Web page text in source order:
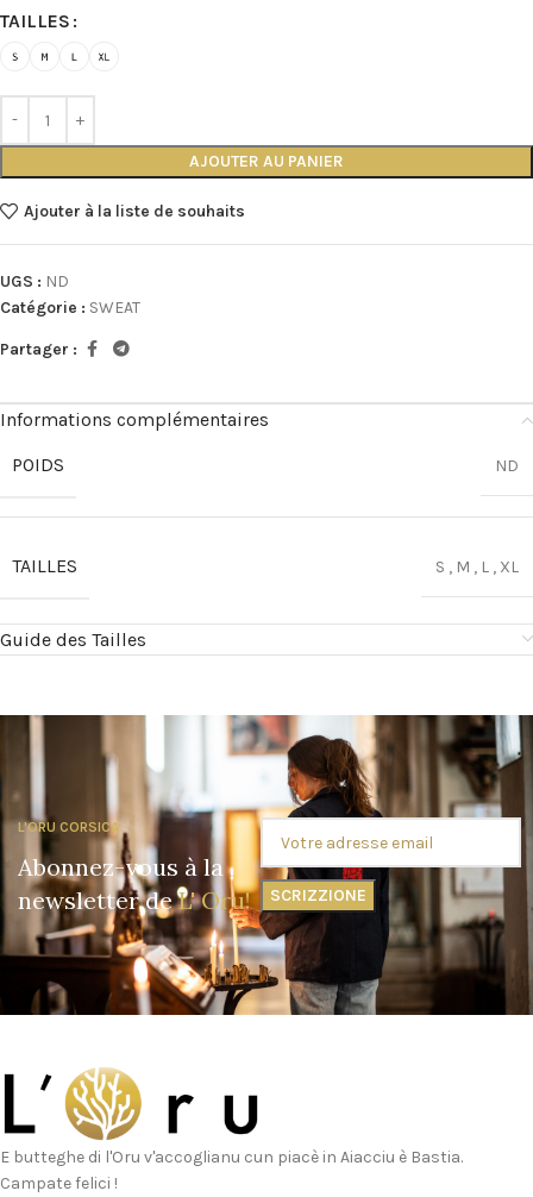
TAILLES
AJOUTER AU PANIER
Ajouter à la liste de souhaits
UGS : ND
Catégorie : SWEAT
Partager :
Informations complémentaires
POIDS
ND
TAILLES S , M , L , XL
Guide des Tailles
L'ORU CORSICA
Abonnez-vous à la
newsletter deL' Oru!
E butteghe di l'Oru v'accoglianu cun piacè in Aiacciu è Bastia.
Campate felici !